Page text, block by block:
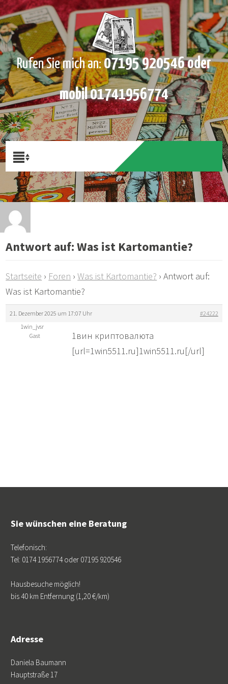
Rufen Sie mich an:07195 920546 oder
mobil 01741956774
Antwort auf: Was ist Kartomantie?
Startseite › Foren › Was ist Kartomantie? › Antwort auf:
Was ist Kartomantie?
21. Dezember 2025 um 17:07 Uhr
#24222
1win_jvsr
Gast
1вин криптовалюта
[url=1win5511.ru]1win5511.ru[/url]
Sie wünschen eine Beratung
Telefonisch:
Tel: 0174 1956774 oder 07195 920546
Hausbesuche möglich!
bis 40 km Entfernung (1,20 €/km)
Adresse
Daniela Baumann
Hauptstraße 17